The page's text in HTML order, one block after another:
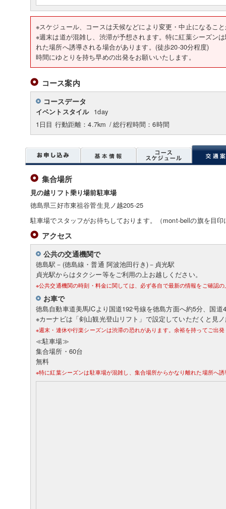
※スケジュール、コースは天候などにより変更・中止になるこ
※週末は道が混雑し、渋滞が予想されます。特に紅葉シーズン
れた場所へ誘導される場合があります。(徒歩20-30分程度)
時間にゆとりを持ち早めの出発をお願いいたします。
コース案内
コースデータ
イベントスタイル 1day
1日目 行動距離：4.7km /総行程時間：6時間
集合場所
見の越リフト乗り場前駐車場
徳島県三好市東祖谷菅生見ノ越205-25
駐車場でスタッフがお待ちしております。（mont-bellの旗を目
アクセス
公共の交通機関で
徳島駅－(徳島線・普通 阿波池田行き)－貞光駅
貞光駅からはタクシー等をご利用の上お越しください。
※公共交通機関の時刻・料金に関しては、必ず各自で最新の情報をご確認
お車で
徳島自動車道美馬ICより国道192号線を徳島方面へ約5分、国
※カーナビは「剣山観光登山リフト」で設定していただくと見
※週末・連休や行楽シーズンは渋滞の恐れがあります。余裕を持ってご出
≪駐車場≫
集合場所・60台
無料
※特に紅葉シーズンは駐車場が混雑し、集合場所からかなり離れた場所へ